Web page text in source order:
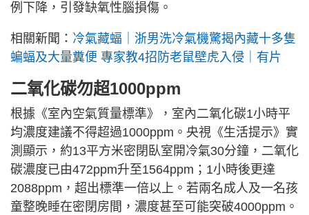
例下降，引發缺氧性腦損傷。
相關新聞： 冷氣藏蝠｜浙男洗冷氣機驚揭內藏十多隻
蝙蝠及大量糞便 專家教4招防老鼠壁虎入侵｜有片
二氧化碳勿超1000ppm
根據《室內空氣質量標準》，室內二氧化碳1小時平
均濃度建議不得超過1000ppm。央視《生活提示》實
測顯示，約13平方米密閉臥室開冷氣30分鐘，二氧化
碳濃度已由472ppm升至1564ppm；1小時後更達
2088ppm，超出標準一倍以上。若兩名成人及一名孩
童整晚睡在密閉房間，濃度甚至可能突破4000ppm。